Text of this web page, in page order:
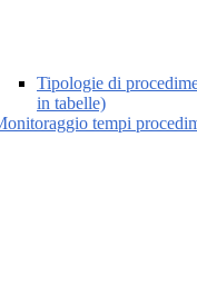
Tipologie di
in tabelle)
tempi